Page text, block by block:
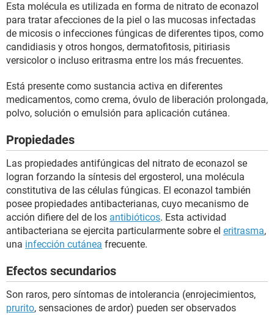
Esta molécula es utilizada en forma de nitrato de econazol
para tratar afecciones de la piel o las mucosas infectadas
de micosis o infecciones fúngicas de diferentes tipos, como
candidiasis y otros hongos, dermatofitosis, pitiriasis
versicolor o incluso eritrasma entre los más frecuentes.
Está presente como sustancia activa en diferentes
medicamentos, como crema, óvulo de liberación prolongada,
polvo, solución o emulsión para aplicación cutánea.
Propiedades
Las propiedades antifúngicas del nitrato de econazol se
logran forzando la síntesis del ergosterol, una molécula
constitutiva de las células fúngicas. El econazol también
posee propiedades antibacterianas, cuyo mecanismo de
acción difiere del de los antibióticos. Esta actividad
antibacteriana se ejercita particularmente sobre el eritrasma,
una infección cutánea frecuente.
Efectos secundarios
Son raros, pero síntomas de intolerancia (enrojecimientos,
prurito, sensaciones de ardor) pueden ser observados